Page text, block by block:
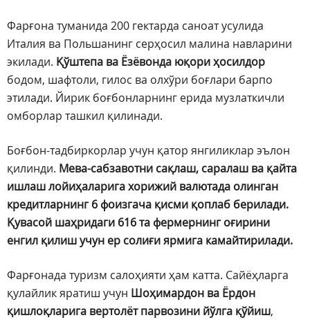
Фарғона туманида 200 гектарда саноат усулида
Италия ва Польшанинг серҳосил малина навларини
экилади. Қўштепа ва Ёзёвонда юқори ҳосилдор
бодом, шафтоли, гилос ва олхўри боғлари барпо
этилади. Йирик боғбонларнинг ерида музлаткичли
омборлар ташкил қилинади.
Боғбон-тадбиркорлар учун қатор янгиликлар эълон
қилинди. Мева-сабзавотни сақлаш, саралаш ва қайта
ишлаш лойиҳаларига хорижий валютада олинган
кредитларнинг 6 фоизгача қисми қоплаб берилади.
Қувасой шаҳридаги 616 та фермернинг оғирини
енгил қилиш учун ер солиғи ярмига камайтирилади.
Фарғонада туризм салоҳияти ҳам катта. Сайёҳларга
қулайлик яратиш учун Шоҳимардон ва Ёрдон
қишлоқларига вертолёт парвозини йўлга қўйиш,